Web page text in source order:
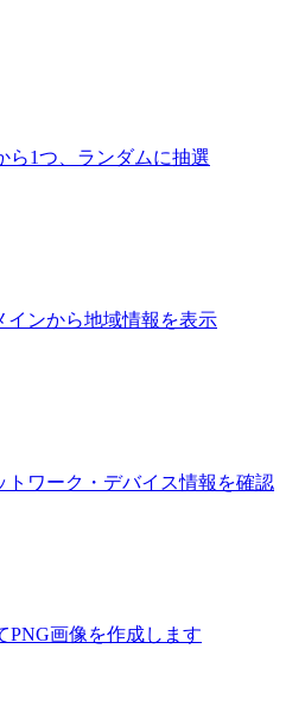
ら1つ、ランダムに抽選
インから地域情報を表示
トワーク・デバイス情報を確認
PNG画像を作成します